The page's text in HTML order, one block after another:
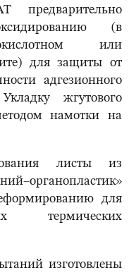
предварительно
(в
или
для защиты от
адгезионного
жгутового
намотки на
листы из
для
термических
изготовлены